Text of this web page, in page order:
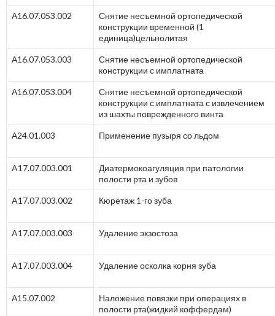
А16.07.053.002
Снятие несъемной ортопедической
конструкции временной (1
единица)цельнолитая
А16.07.053.003
Снятие несъемной ортопедической
конструкции с имплатната
А16.07.053.004
Снятие несъемной ортопедической
конструкции с имплатната с извлечением
из шахты поврежденного винта
А24.01.003 Применение пузыря со льдом
A17.07.003.001
Диатермокоагуляция при патологии
полости рта и зубов
A17.07.003.002 Кюретаж 1-го зуба
A17.07.003.003 Удаление экзостоза
A17.07.003.004 Удаление осколка корня зуба
А15.07.002
Наложение повязки при операциях в
полости рта(жидкий коффердам)